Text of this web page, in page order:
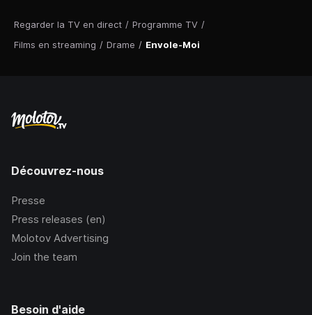
Regarder la TV en direct / Programme TV /
Films en streaming / Drame / Envole-Moi
Découvrez-nous
Presse
Press releases (en)
Molotov Advertising
Join the team
Besoin d'aide